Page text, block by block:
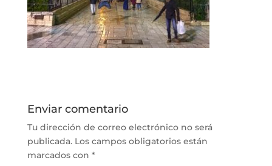
Enviar comentario
Tu dirección de correo electrónico no será
publicada. Los campos obligatorios están
marcados con *